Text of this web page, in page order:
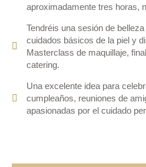
aproximadamente tres horas,
Tendréis una sesión de
cuidados básicos de la piel y
Masterclass de maquillaje,
catering.
Una excelente idea para
cumpleaños, reuniones de
apasionadas por el cuidado